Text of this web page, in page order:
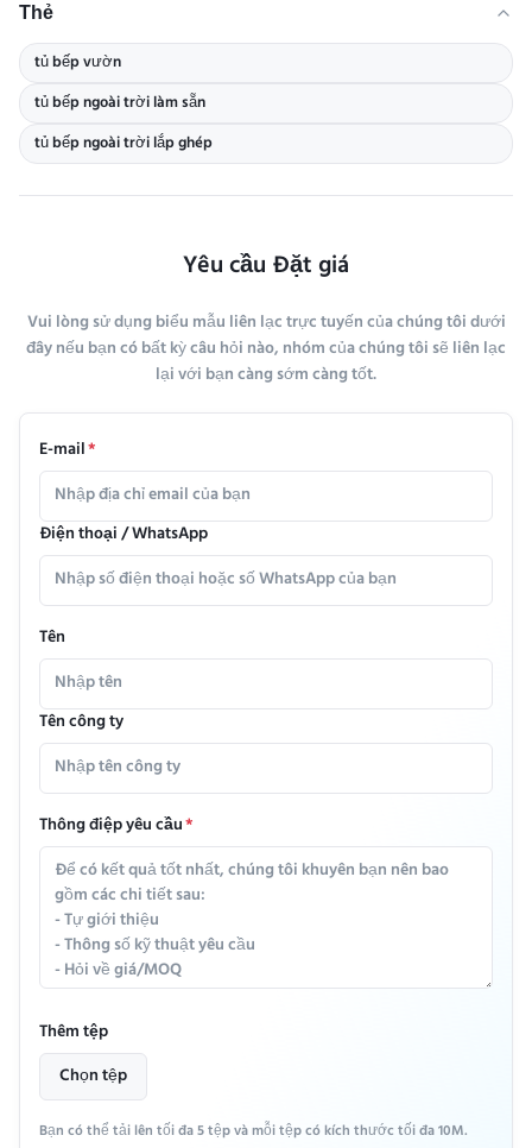
Thẻ
tủ bếp vườn
tủ bếp ngoài trời làm sẵn
tủ bếp ngoài trời lắp ghép
Yêu cầu Đặt giá
Vui lòng sử dụng biểu mẫu liên lạc trực tuyến của chúng tôi dưới
đây nếu bạn có bất kỳ câu hỏi nào, nhóm của chúng tôi sẽ liên lạc
lại với bạn càng sớm càng tốt.
E-mail*
Điện thoại / WhatsApp
Tên
Tên công ty
Thông điệp yêu cầu*
Thêm tệp
Chọn tệp
Bạn có thể tải lên tối đa 5 tệp và mỗi tệp có kích thước tối đa 10M.